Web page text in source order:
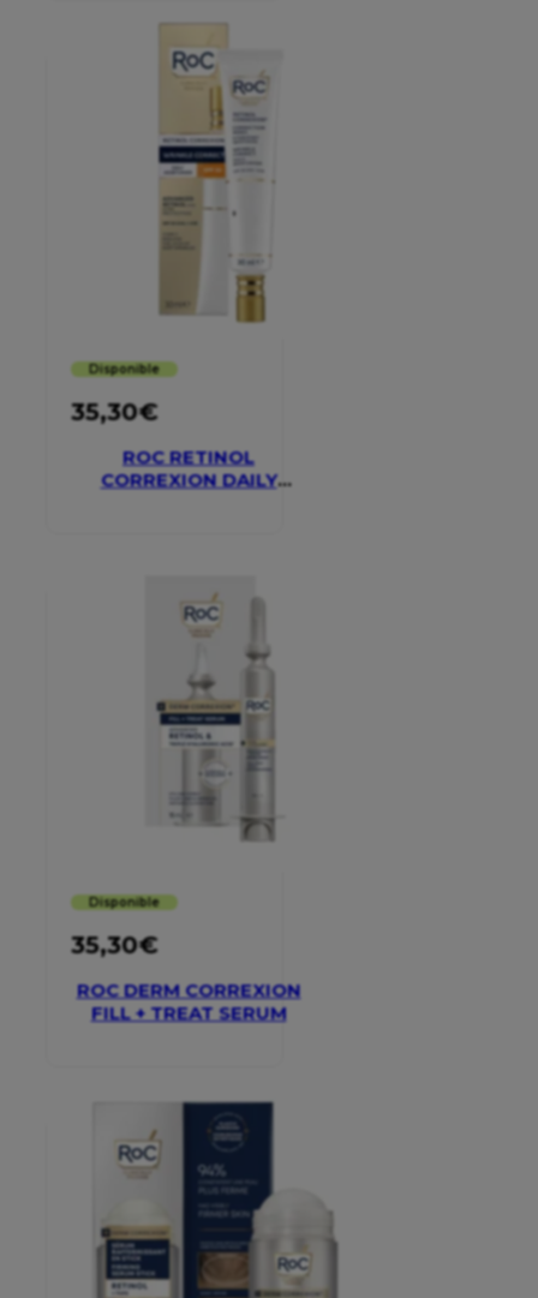
Disponible
35,30€
ROC RETINOL
CORREXION DAILY
Disponible
35,30€
ROC DERM CORREXION
FILL + TREAT SERUM